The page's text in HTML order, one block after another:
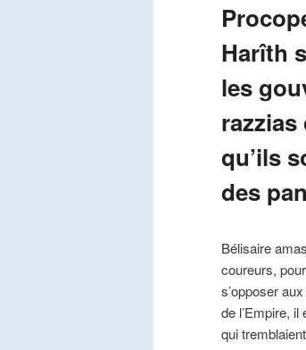
Harîth
les
qu’ils
des
Bélisaire
coureurs,
s’opposer
de l’Empire,
qui